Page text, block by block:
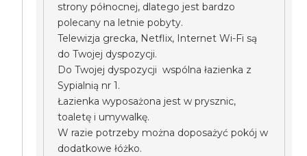
strony północnej, dlatego jest bardzo
polecany na letnie pobyty.
Telewizja grecka, Netflix, Internet Wi-Fi są
do Twojej dyspozycji.
Do Twojej dyspozycji wspólna łazienka z
Sypialnią nr 1.
Łazienka wyposażona jest w prysznic,
toaletę i umywalkę.
W razie potrzeby można doposażyć pokój w
dodatkowe łóżko.